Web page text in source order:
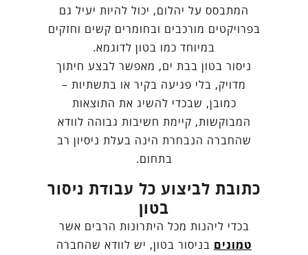
המתבסס על יהלום, יכול להיות יעיל גם
בפרויקטים מורכבים ובחומרים קשים וחזקים
במיוחד כמו בטון לדוגמא.
ניסור בטון בבת ים, מאפשר לבצע חיתוך
מדויק, בלי פגיעה בקיר או בתשתיות –
כמובן, שבכדי להשיג את התוצאות
המבוקשות, קיימת חשיבות גבוהה לוודא
שהחברה הנבחרת הינה בעלת ניסיון רב
בתחום.
כתובת לביצוע כל עבודת ניסור
בטון
בכדי ליהנות מכל היתרונות הרבים אשר
טמונים בניסור בטון, יש לוודא שהחברה